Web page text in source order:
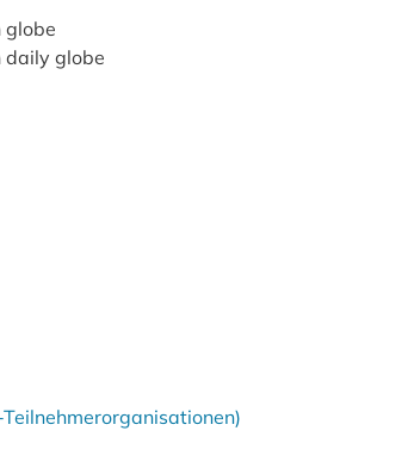
globe
daily globe